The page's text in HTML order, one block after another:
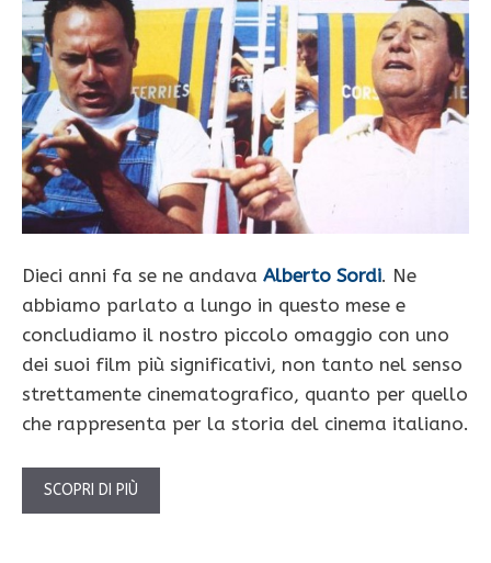
Dieci anni fa se ne andava Alberto Sordi. Ne
abbiamo parlato a lungo in questo mese e
concludiamo il nostro piccolo omaggio con uno
dei suoi film più significativi, non tanto nel senso
strettamente cinematografico, quanto per quello
che rappresenta per la storia del cinema italiano.
SCOPRI DI PIÙ